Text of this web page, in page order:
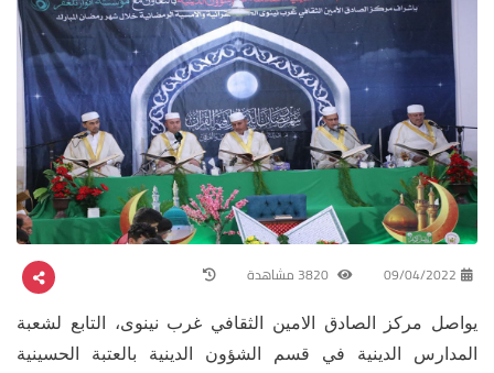
09/04/2022
يواصل مركز الصادق الامين الثقافي غرب نينوى، التابع لشعبة
المدارس الدينية في قسم الشؤون الدينية بالعتبة الحسينية